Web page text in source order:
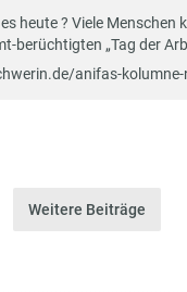
heute ? Viele Menschen
berüchtigten „Tag der
anifas-
Weitere Beiträge